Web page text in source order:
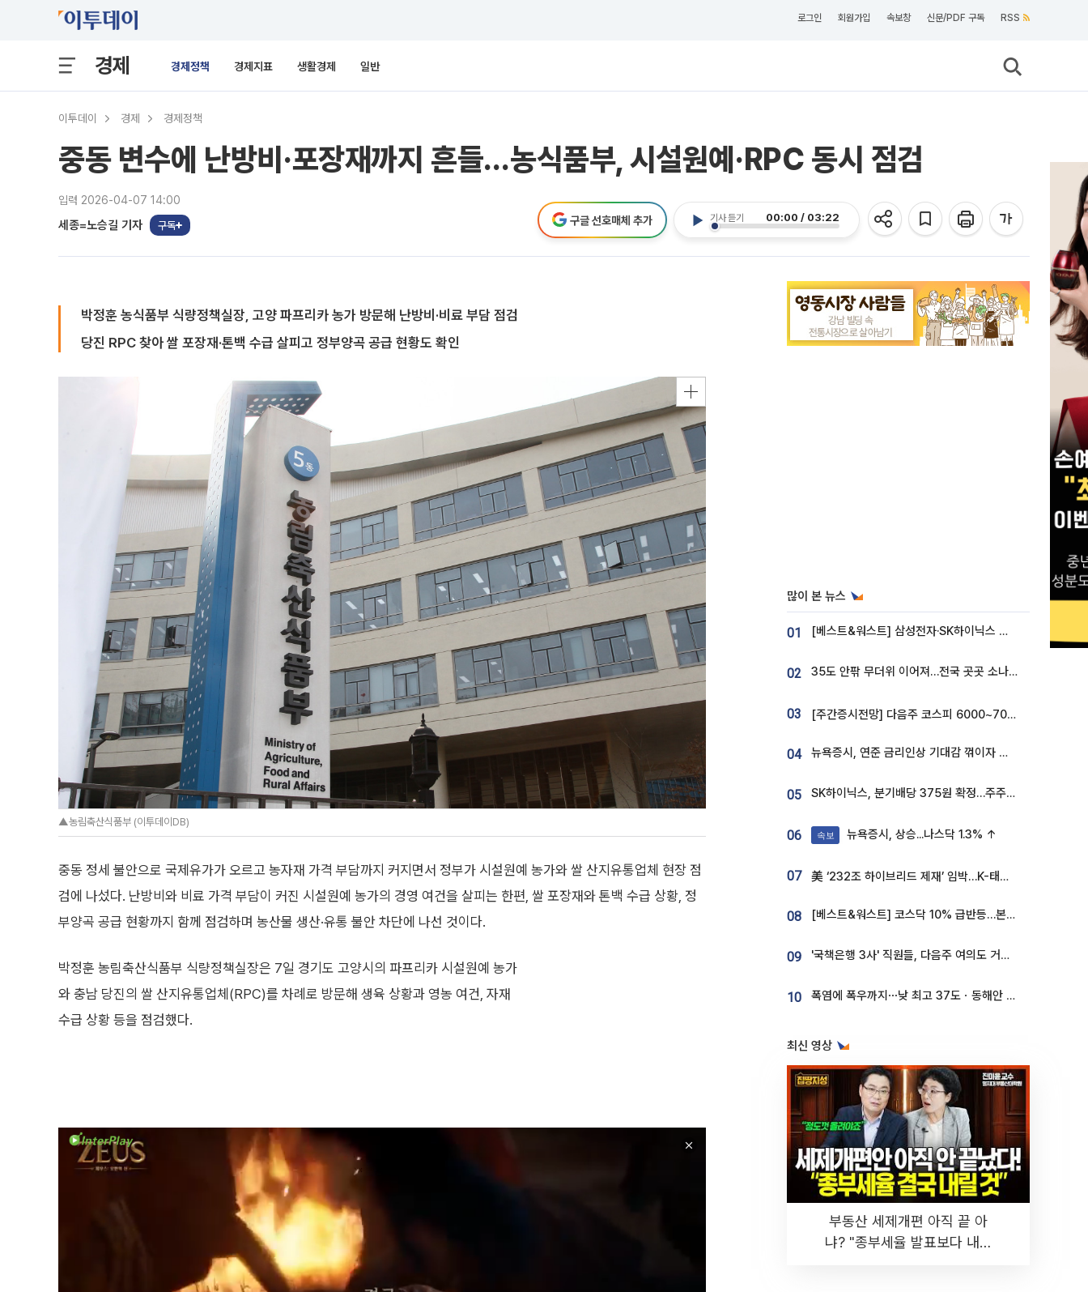
로그인 회원가입 속보창 신문/PDF 구독 RSS
경제 경제정책 경제지표 생활경제 일반
이투데이 경제 경제정책
중동 변수에 난방비·포장재까지 흔들…농식품부, 시설원예·RPC 동시 점검
입력 2026-04-07 14:00
세종=노승길 기자 구독
기사 듣기 00:00 / 03:22
구글 선호매체 추가
박정훈 농식품부 식량정책실장, 고양 파프리카 농가 방문해 난방비·비료 부담 점검
당진 RPC 찾아 쌀 포장재·톤백 수급 살피고 정부양곡 공급 현황도 확인
▲농림축산식품부 (이투데이DB)
중동 정세 불안으로 국제유가가 오르고 농자재 가격 부담까지 커지면서 정부가 시설원예 농가와 쌀 산지유통업체 현장 점
검에 나섰다. 난방비와 비료 가격 부담이 커진 시설원예 농가의 경영 여건을 살피는 한편, 쌀 포장재와 톤백 수급 상황, 정
부양곡 공급 현황까지 함께 점검하며 농산물 생산·유통 불안 차단에 나선 것이다.
박정훈 농림축산식품부 식량정책실장은 7일 경기도 고양시의 파프리카 시설원예 농가
와 충남 당진의 쌀 산지유통업체(RPC)를 차례로 방문해 생육 상황과 영농 여건, 자재
수급 상황 등을 점검했다.
많이 본 뉴스
01 [베스트&워스트] 삼성전자·SK하이닉스 밀린 한 주…상상인증권은 85% 급등
02 35도 안팎 무더위 이어져…전국 곳곳 소나기 [오늘 날씨]
03 [주간증시전망] 다음주 코스피 6000~7000⋯“外人 수급은 정책이 변수”
04 뉴욕증시, 연준 금리인상 기대감 꺾이자 상승...S&P500 사상 최고치 [종합]
05 SK하이닉스, 분기배당 375원 확정…주주환원책 9월로 앞당겨 발표
06 속보 뉴욕증시, 상승...나스닥 1.3% ↑
07 美 ‘232조 하이브리드 제재’ 임박…K-태양광, 불확실성 털고 날개 다나
08 [베스트&워스트] 코스닥 10% 급반등…본느, 최대주주 변경 기대에 270% 폭등
09 '국책은행 3사' 직원들, 다음주 여의도 거리 나서는 까닭은
10 폭염에 폭우까지⋯낮 최고 37도ㆍ동해안 강한 비 [날씨]
최신 영상
부동산 세제개편 아직 끝 아
냐? "종부세율 발표보다 내릴